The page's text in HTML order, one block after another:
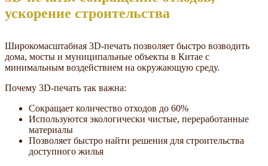
ускорение строительства
Широкомасштабная 3D-печать позволяет быстро возводить
дома, мосты и муниципальные объекты в Китае с
минимальным воздействием на окружающую среду.
Почему 3D-печать так важна:
Сокращает количество отходов до 60%
Используются экологически чистые, переработанные
материалы
Позволяет быстро найти решения для строительства
доступного жилья